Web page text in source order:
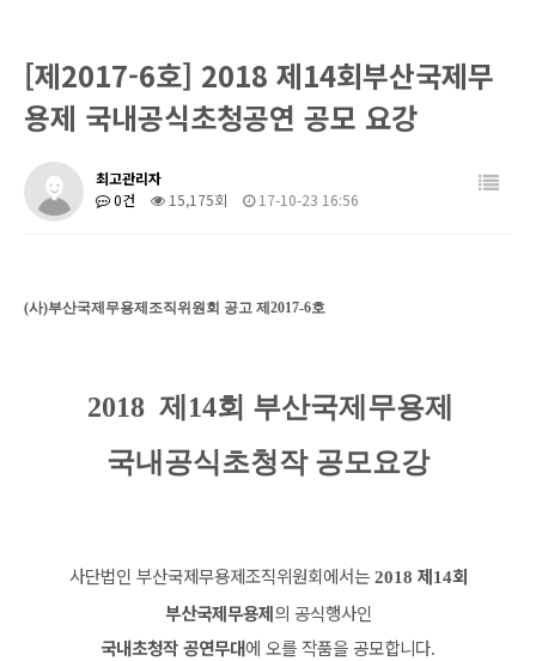
프로그램
갤러리
커뮤니티
신청 및 접수
BIDF 소식
[제2017-6호] 2018 제14회부산국제무
용제 국내공식초청공연 공모 요강
최고관리자
0건
15,175회 17-10-23 16:56
(사)부산국제무용제조직위원회 공고 제 2017-6호
2018 제14회 부산국제무용제
국내공식초청작 공모요강
사단법인 부산국제무용제조직위원회에서는 2018 제14회
부산국제무용제의 공식행사인
국내초청작 공연무대에 오를 작품을 공모합니다.